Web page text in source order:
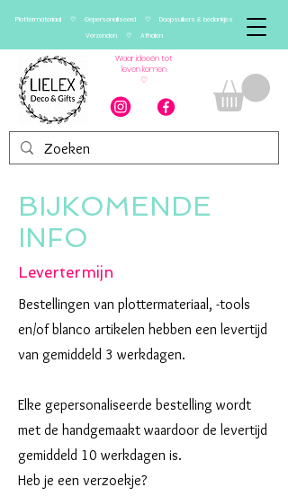
Plottermateriaal ♡ Gepersonaliseerd ♡ Doopsuikers & bedankjes
Verzenden ♡ Afhalen
Waar ideeën tot
leven komen
♡
BIJKOMENDE
INFO
Levertermijn
Bestellingen van plottermateriaal, -tools
en/of blanco artikelen hebben een levertijd
van gemiddeld 3 werkdagen.
Elke gepersonaliseerde bestelling wordt
met de handgemaakt waardoor de levertijd
gemiddeld 10 werkdagen is.
Heb je een verzoekje?